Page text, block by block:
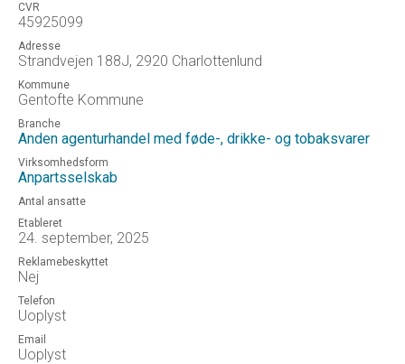
CVR
45925099
Adresse
Strandvejen 188J, 2920 Charlottenlund
Kommune
Gentofte Kommune
Branche
Anden agenturhandel med føde-, drikke- og tobaksvarer
Virksomhedsform
Anpartsselskab
Antal ansatte
Etableret
24. september, 2025
Reklamebeskyttet
Nej
Telefon
Uoplyst
Email
Uoplyst